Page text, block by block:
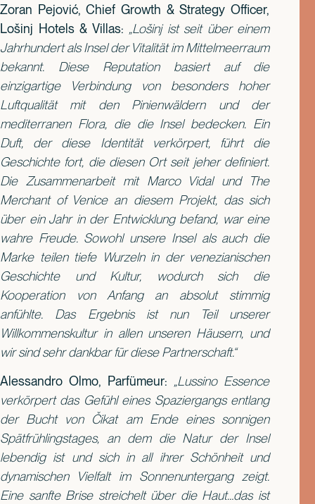
Zoran Pejović, Chief Growth & Strategy Officer,
Lošinj Hotels & Villas: „Lošinj ist seit über einem
Jahrhundert als Insel der Vitalität im Mittelmeerraum
bekannt. Diese Reputation basiert auf die
einzigartige Verbindung von besonders hoher
Luftqualität mit den Pinienwäldern und der
mediterranen Flora, die die Insel bedecken. Ein
Duft, der diese Identität verkörpert, führt die
Geschichte fort, die diesen Ort seit jeher definiert.
Die Zusammenarbeit mit Marco Vidal und The
Merchant of Venice an diesem Projekt, das sich
über ein Jahr in der Entwicklung befand, war eine
wahre Freude. Sowohl unsere Insel als auch die
Marke teilen tiefe Wurzeln in der venezianischen
Geschichte und Kultur, wodurch sich die
Kooperation von Anfang an absolut stimmig
anfühlte. Das Ergebnis ist nun Teil unserer
Willkommenskultur in allen unseren Häusern, und
wir sind sehr dankbar für diese Partnerschaft.“
Alessandro Olmo, Parfümeur: „Lussino Essence
verkörpert das Gefühl eines Spaziergangs entlang
der Bucht von Čikat am Ende eines sonnigen
Spätfrühlingstages, an dem die Natur der Insel
lebendig ist und sich in all ihrer Schönheit und
dynamischen Vielfalt im Sonnenuntergang zeigt.
Eine sanfte Brise streichelt über die Haut…das ist